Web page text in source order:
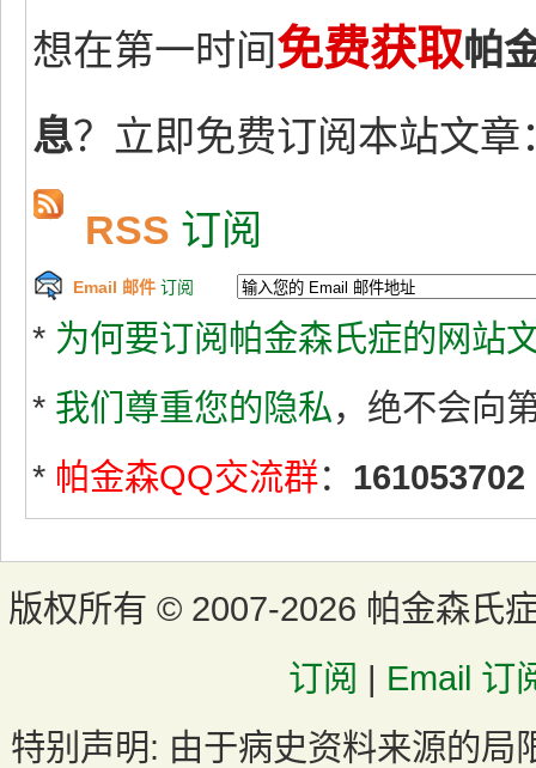
想在第一时间免费获取帕
息？立即免费订阅本站文章
RSS 订阅
Email 邮件 订阅
* 为何要订阅帕金森氏症的网站
* 我们尊重您的隐私，绝不会向
* 帕金森QQ交流群： 161053702
版权所有 © 2007-2026 帕金森氏
订阅 | Email 订
特别声明: 由于病史资料来源的局